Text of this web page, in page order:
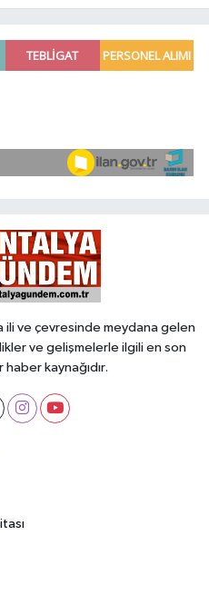
ve çevresinde meydana gelen
ve gelişmelerle ilgili en son
kaynağıdır.